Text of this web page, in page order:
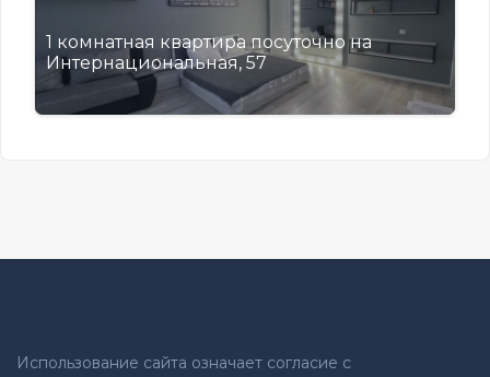
1 комнатная квартира посуточно на
Интернациональная, 57
Использование сайта означает согласие с